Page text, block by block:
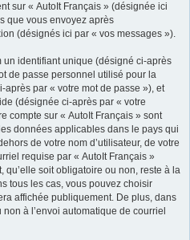
sur « AutoIt Français » (désignée ici
que vous envoyez après
(désignés ici par « vos messages »).
un identifiant unique (désigné ci-après
de passe personnel utilisé pour la
par « votre mot de passe »), et
(désignée ci-après par « votre
compte sur « AutoIt Français » sont
données applicables dans le pays qui
de votre nom d’utilisateur, de votre
requise par « AutoIt Français »
qu’elle soit obligatoire ou non, reste à la
tous les cas, vous pouvez choisir
affichée publiquement. De plus, dans
à l’envoi automatique de courriel